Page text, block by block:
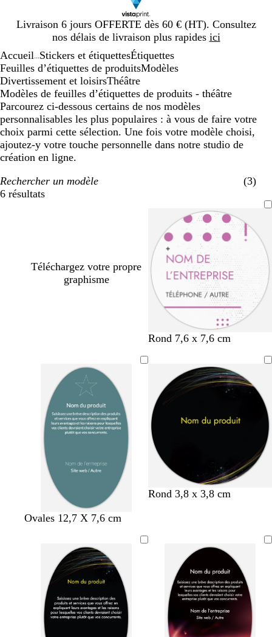
Livraison 6 jours OFFERTE dès 60 € (HT). Consultez
nos délais de livraison plus rapides ici
Diapositive
1
Accueil Stickers et étiquettesÉtiquettes
Feuilles d’étiquettes de produitsModèles
Divertissement et loisirsThéâtre
Modèles de feuilles d’étiquettes de produits - théâtre
Parcourez ci-dessous certains de nos modèles
personnalisables les plus populaires : à vous de faire votre
choix parmi cette sélection. Une fois votre modèle choisi,
ajoutez-y votre touche personnelle dans notre studio de
création en ligne.
Rechercher un modèle
(3)
6 résultats
Filtres
Téléchargez votre propre
graphisme
b
a
b
a
b
a
d
r
g
i
a
Rond 7,6 x 7,6 cm
a
p
n
v
tOvales 12,7 X 7,6 cm
Rond 3,8 x 3,8 cm